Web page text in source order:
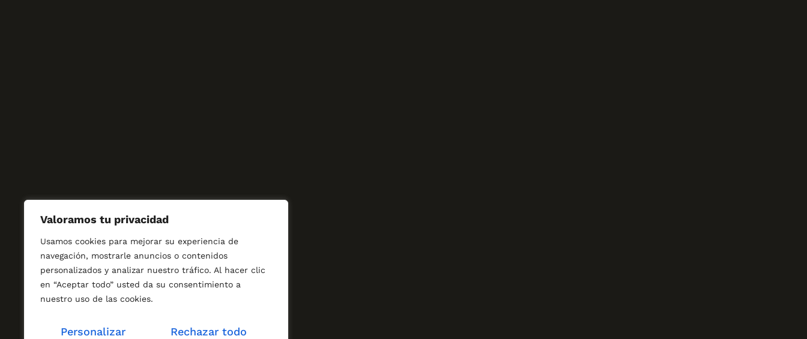
Valoramos tu privacidad
Usamos cookies para mejorar su experiencia de
navegación, mostrarle anuncios o contenidos
personalizados y analizar nuestro tráfico. Al hacer clic
en “Aceptar todo” usted da su consentimiento a
nuestro uso de las cookies.
Personalizar Rechazar todo